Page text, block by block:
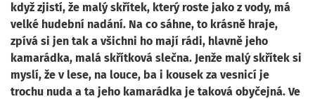
když zjistí, že malý skřítek, který roste jako z vody, má
velké hudební nadání. Na co sáhne, to krásně hraje,
zpívá si jen tak a všichni ho mají rádi, hlavně jeho
kamarádka, malá skřítková slečna. Jenže malý skřítek si
myslí, že v lese, na louce, ba i kousek za vesnicí je
trochu nuda a ta jeho kamarádka je taková obyčejná. Ve